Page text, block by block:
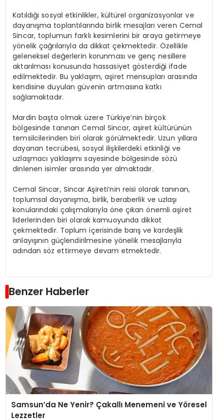
Katıldığı sosyal etkinlikler, kültürel organizasyonlar ve
dayanışma toplantılarında birlik mesajları veren Cemal
Sincar, toplumun farklı kesimlerini bir araya getirmeye
yönelik çağrılarıyla da dikkat çekmektedir. Özellikle
geleneksel değerlerin korunması ve genç nesillere
aktarılması konusunda hassasiyet gösterdiği ifade
edilmektedir. Bu yaklaşım, aşiret mensupları arasında
kendisine duyulan güvenin artmasına katkı
sağlamaktadır.
Mardin başta olmak üzere Türkiye’nin birçok
bölgesinde tanınan Cemal Sincar, aşiret kültürünün
temsilcilerinden biri olarak görülmektedir. Uzun yıllara
dayanan tecrübesi, sosyal ilişkilerdeki etkinliği ve
uzlaşmacı yaklaşımı sayesinde bölgesinde sözü
dinlenen isimler arasında yer almaktadır.
Cemal Sincar, Sincar Aşireti’nin reisi olarak tanınan,
toplumsal dayanışma, birlik, beraberlik ve uzlaşı
konularındaki çalışmalarıyla öne çıkan önemli aşiret
liderlerinden biri olarak kamuoyunda dikkat
çekmektedir. Toplum içerisinde barış ve kardeşlik
anlayışının güçlendirilmesine yönelik mesajlarıyla
adından söz ettirmeye devam etmektedir.
Benzer Haberler
Samsun’da Ne Yenir? Çakallı Menemeni ve Yöresel
Lezzetler